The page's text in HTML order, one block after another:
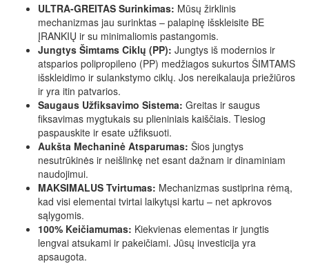
ULTRA-GREITAS Surinkimas: Mūsų žirklinis
mechanizmas jau surinktas – palapinę išskleisite BE
ĮRANKIŲ ir su minimaliomis pastangomis.
Jungtys Šimtams Ciklų (PP): Jungtys iš modernios ir
atsparios polipropileno (PP) medžiagos sukurtos ŠIMTAMS
išskleidimo ir sulankstymo ciklų. Jos nereikalauja priežiūros
ir yra itin patvarios.
Saugaus Užfiksavimo Sistema: Greitas ir saugus
fiksavimas mygtukais su plieniniais kaiščiais. Tiesiog
paspauskite ir esate užfiksuoti.
Aukšta Mechaninė Atsparumas: Šios jungtys
nesutrūkinės ir neišlinkę net esant dažnam ir dinaminiam
naudojimui.
MAKSIMALUS Tvirtumas: Mechanizmas sustiprina rėmą,
kad visi elementai tvirtai laikytųsi kartu – net apkrovos
sąlygomis.
100% Keičiamumas: Kiekvienas elementas ir jungtis
lengvai atsukami ir pakeičiami. Jūsų investicija yra
apsaugota.